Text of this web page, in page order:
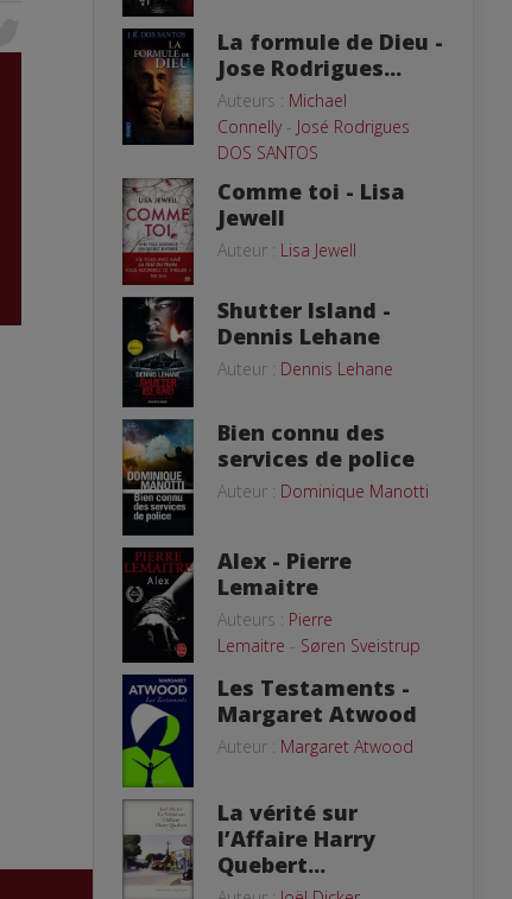
La formule de Dieu -
Jose Rodrigues...
Auteurs : Michael
Connelly- José Rodrigues
DOS SANTOS
Comme toi - Lisa
Jewell
Auteur : Lisa Jewell
Shutter Island -
Dennis Lehane
Auteur : Dennis Lehane
Bien connu des
services de police
Auteur : Dominique Manotti
Alex - Pierre
Lemaitre
Auteurs : Pierre
Lemaitre - Søren Sveistrup
Les Testaments -
Margaret Atwood
Auteur : Margaret Atwood
La vérité sur
l’Affaire Harry
Quebert...